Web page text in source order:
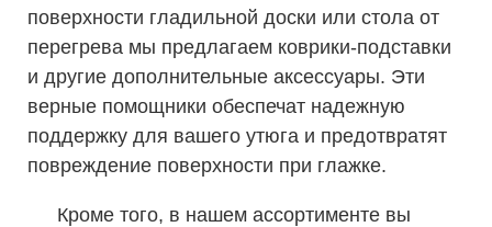
поверхности гладильной доски или стола от
перегрева мы предлагаем коврики-подставки
и другие дополнительные аксессуары. Эти
верные помощники обеспечат надежную
поддержку для вашего утюга и предотвратят
повреждение поверхности при глажке.
Кроме того, в нашем ассортименте вы